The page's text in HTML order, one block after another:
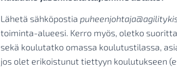
Lähetä sähköpostia
toiminta-alueesi. Kerro myös, oletko
sekä koulutatko omassa koulutustilassa,
jos olet erikoistunut tiettyyn koulutukseen